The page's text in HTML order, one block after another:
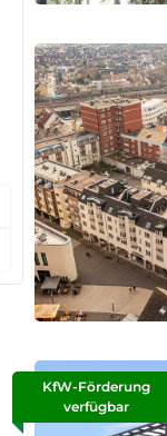
KfW-Förderung
verfügbar